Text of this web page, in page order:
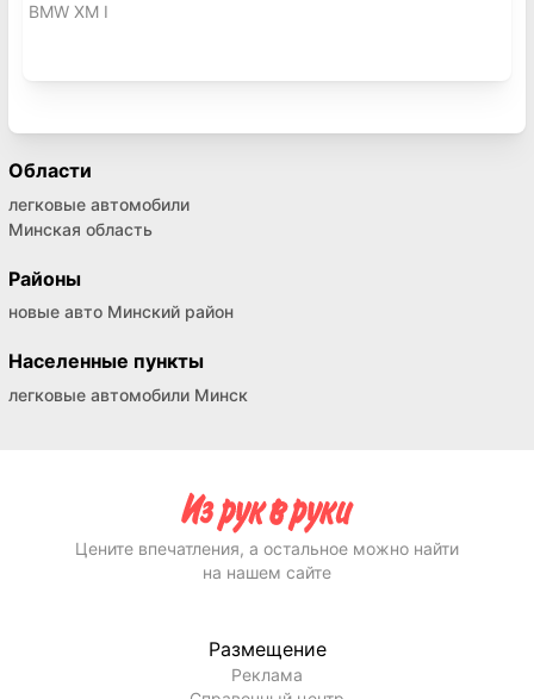
BMW XM I
Области
легковые автомобили
Минская область
Районы
новые авто Минский район
Населенные пункты
легковые автомобили Минск
Цените впечатления, а остальное можно найти
на нашем сайте
Размещение
Реклама